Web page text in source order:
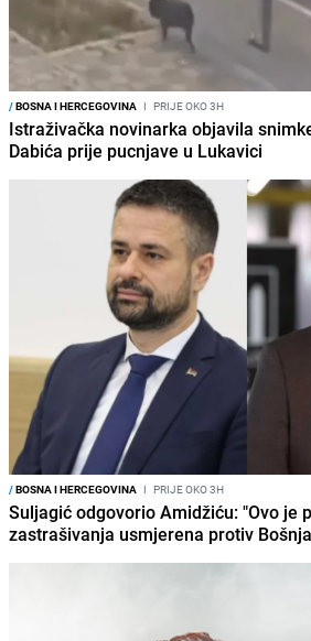
/BOSNA I HERCEGOVINA I PRIJE OKO 3H
Istraživačka novinarka objavila
Dabića prije pucnjave u Lukavici
/BOSNA I HERCEGOVINA I PRIJE OKO 3H
Suljagić odgovorio Amidžiću: "Ovo je
zastrašivanja usmjerena protiv